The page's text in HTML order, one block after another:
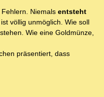
Niemals entsteht
völlig unmöglich. Wie soll
Wie eine Goldmünze,
präsentiert, dass